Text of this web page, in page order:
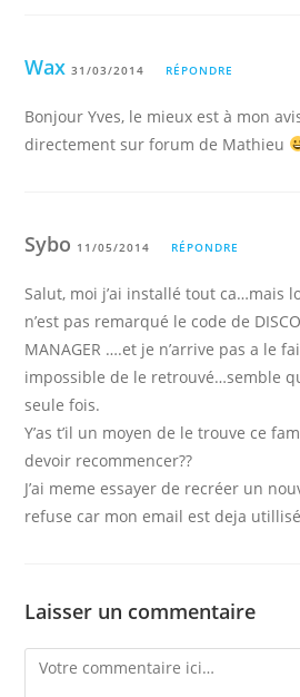
Wax 31/03/2014 RÉPONDRE
Bonjour Yves, le mieux est à mon
directement sur forum de Mathieu
Sybo 11/05/2014 RÉPONDRE
Salut, moi j’ai installé tout ca…mais
n’est pas remarqué le code de
MANAGER ….et je n’arrive pas a le
impossible de le retrouvé…semble
seule fois.
Y’as t’il un moyen de le trouve ce
devoir recommencer??
J’ai meme essayer de recréer un
refuse car mon email est deja
Laisser un commentaire
Comment